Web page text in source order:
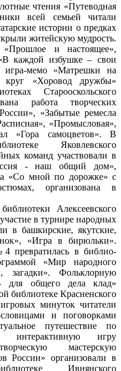
чтения «Путеводная
всей семьей читали
истории о предках
житейскую мудрость.
и настоящее»,
каждой избушке – свои
игра-мемо «Матрешки на
«Хоровод дружбы»
Старооскольского
работа творческих
«Забытые ремесла
«Промысловая»,
«Гора самоцветов». В
Яковлевского
команд участвовали в
- наш общий дом»,
«Со мной по дорожке» с
организована в
Алексеевского
в турнире народных
в башкирские, якутские,
«Игра в бирюльки».
превратилась в библио-
«Мир народного
загадки». Фольклорную
для общего дела клад»
библиотеке Красненского
минуток читатели
и поговорками
путешествие по
интерактивную игру
мастерскую
России» организовали в
Ивнянского